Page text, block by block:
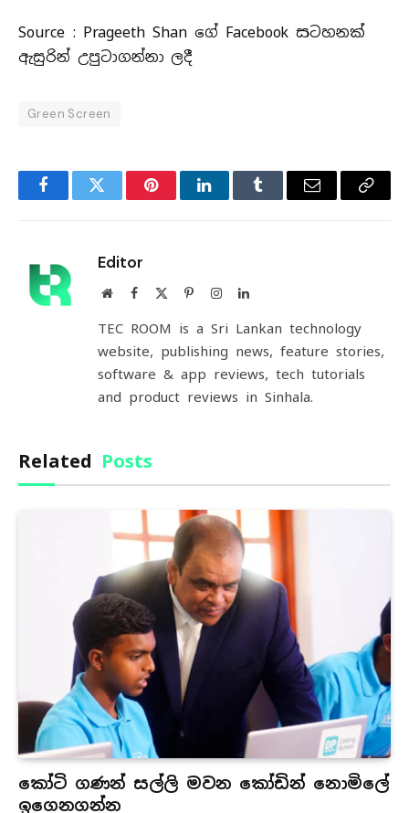
Source : Prageeth Shan ගේ Facebook සටහනක්
ඇසුරින් උපුටාගන්නා ලදී
Green Screen
FacebookTwitter PinterestLinkedInTumblr Email
Copy
Editor
WebsiteFacebook PinterestInstagramLinkedIn
TEC ROOM is a Sri Lankan technology
website, publishing news, feature stories,
software & app reviews, tech tutorials
and product reviews in Sinhala.
Related Posts
කෝටි ගණන් සල්ලි මවන කෝඩින් නොමිලේ
ඉගෙනගන්න